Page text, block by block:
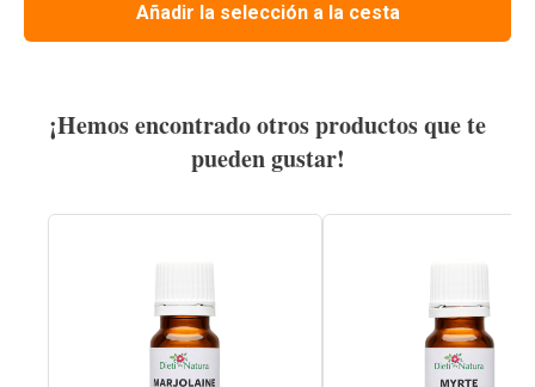
Añadir la selección a la cesta
¡Hemos encontrado otros productos que te
pueden gustar!